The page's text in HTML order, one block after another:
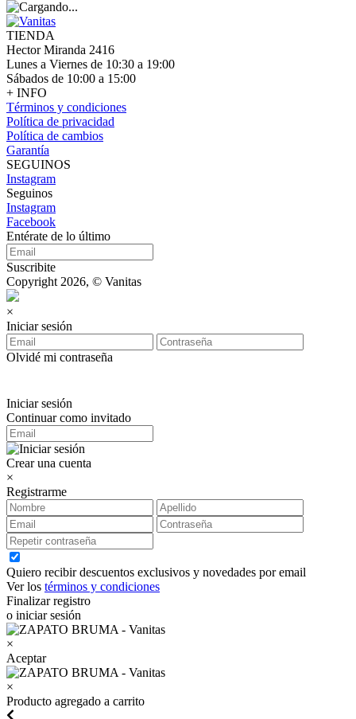
TIENDA
Hector Miranda 2416
Lunes a Viernes de 10:30 a 19:00
Sábados de 10:00 a 15:00
+ INFO
Términos y condiciones
Política de privacidad
Política de cambios
Garantía
SEGUINOS
Instagram
Seguinos
Instagram
Facebook
Entérate de lo último
Suscribite
Copyright 2026, © Vanitas
×
Iniciar sesión
Olvidé mi contraseña
Iniciar sesión
Continuar como invitado
Crear una cuenta
×
Registrarme
Quiero recibir descuentos exclusivos y novedades por email
Ver los términos y condiciones
Finalizar registro
o iniciar sesión
×
Aceptar
×
Producto agregado a carrito